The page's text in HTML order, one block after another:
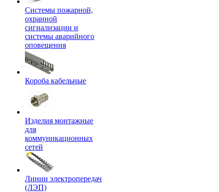
Системы пожарной,
охранной
сигнализации и
системы аварийного
оповещения
Короба кабельные
Изделия монтажные
для
коммуникационных
сетей
Линии электропередач
(ЛЭП)